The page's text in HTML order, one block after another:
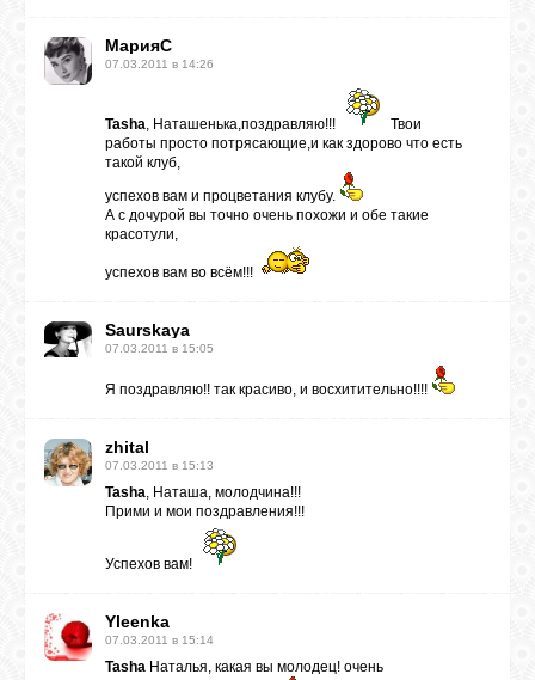
МарияС
07.03.2011 в 14:26
Tasha, Наташенька,поздравляю!!!
Твои
работы просто потрясающие,и как здорово что есть
такой клуб,
успехов вам и процветания клубу.
А с дочурой вы точно очень похожи и обе такие
красотули,
успехов вам во всём!!!
Saurskaya
07.03.2011 в 15:05
Я поздравляю!! так красиво, и восхитительно!!!!
zhital
07.03.2011 в 15:13
Tasha, Наташа, молодчина!!!
Прими и мои поздравления!!!
Успехов вам!
Yleenka
07.03.2011 в 15:14
Tasha Наталья, какая вы молодец! очень